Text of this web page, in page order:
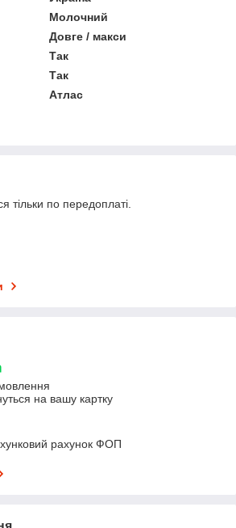
Молочний
Довге / макси
Так
Так
Атлас
тільки по передоплаті.
на вашу картку
рахунок ФОП